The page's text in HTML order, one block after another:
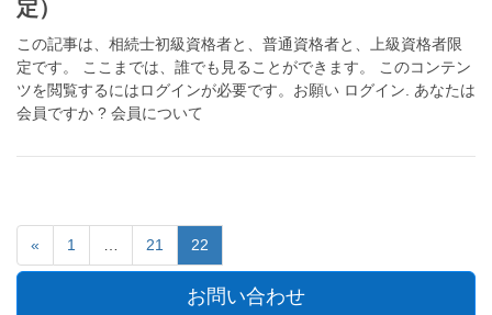
定）
この記事は、相続士初級資格者と、普通資格者と、上級資格者限
定です。 ここまでは、誰でも見ることができます。 このコンテン
ツを閲覧するにはログインが必要です。お願い ログイン. あなたは
会員ですか ? 会員について
« 1 21 22
お問い合わせ